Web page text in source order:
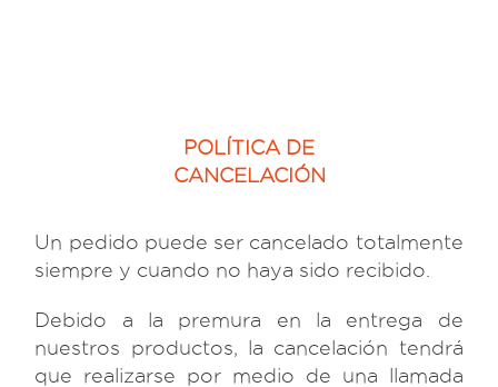
POLÍTICA DE
CANCELACIÓN
Un pedido puede ser cancelado totalmente
siempre y cuando no haya sido recibido.
Debido a la premura en la entrega de
nuestros productos, la cancelación tendrá
que realizarse por medio de una llamada